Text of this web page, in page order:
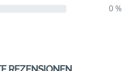
0 %